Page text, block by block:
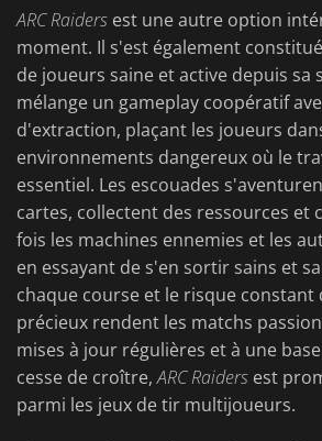
ARC Raiders est une autre option
moment. Il s'est également
de joueurs saine et active depuis sa
mélange un gameplay coopératif
d'extraction, plaçant les joueurs
environnements dangereux où le
essentiel. Les escouades
cartes, collectent des ressources et
fois les machines ennemies et les
en essayant de s'en sortir sains et
chaque course et le risque
précieux rendent les matchs
mises à jour régulières et à une
cesse de croître,ARC Raiders est
parmi les jeux de tir multijoueurs.